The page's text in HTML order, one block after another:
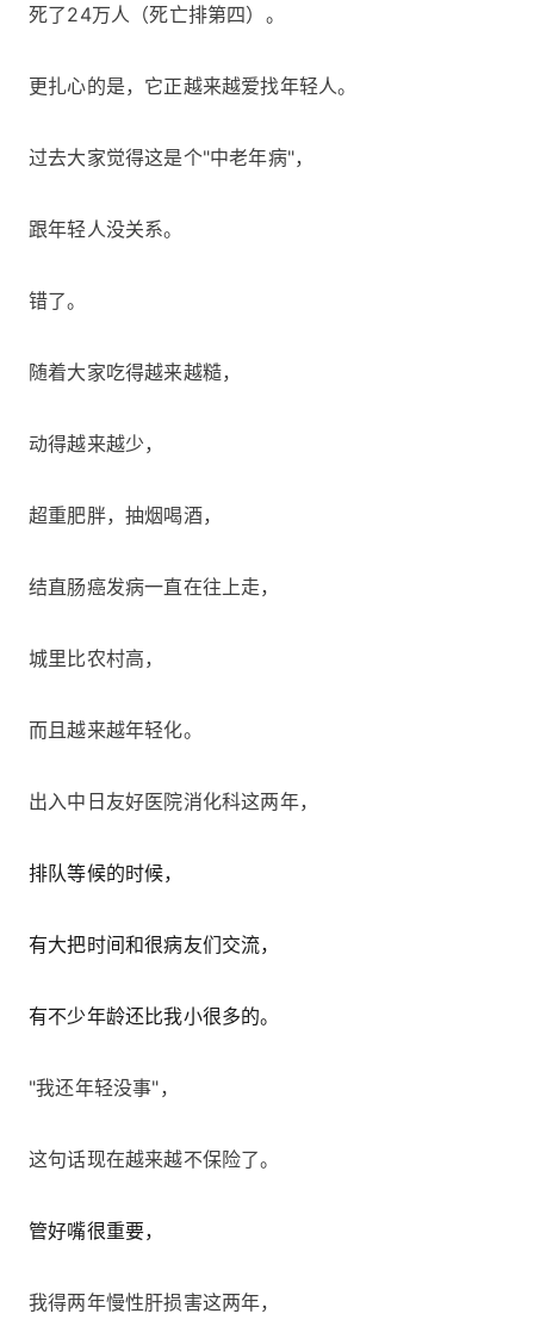
死了24万人（死亡排第四）。
更扎心的是，它正越来越爱找年轻人。
过去大家觉得这是个"中老年病"，
跟年轻人没关系。
错了。
随着大家吃得越来越糙，
动得越来越少，
超重肥胖，抽烟喝酒，
结直肠癌发病一直在往上走，
城里比农村高，
而且越来越年轻化。
出入中日友好医院消化科这两年，
排队等候的时候，
有大把时间和很病友们交流，
有不少年龄还比我小很多的。
"我还年轻没事"，
这句话现在越来越不保险了。
管好嘴很重要，
我得两年慢性肝损害这两年，